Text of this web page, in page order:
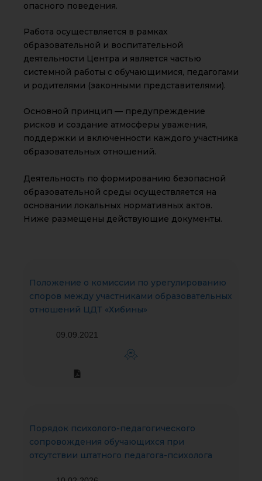
опасного поведения.
Работа осуществляется в рамках
образовательной и воспитательной
деятельности Центра и является частью
системной работы с обучающимися, педагогами
и родителями (законными представителями).
Основной принцип — предупреждение
рисков и создание атмосферы уважения,
поддержки и включенности каждого участника
образовательных отношений.
Деятельность по формированию безопасной
образовательной среды осуществляется на
основании локальных нормативных актов.
Ниже размещены действующие документы.
Положение о комиссии по урегулированию
споров между участниками образовательных
отношений ЦДТ «Хибины»
09.09.2021
ЭП
Порядок психолого-педагогического
сопровождения обучающихся при
отсутствии штатного педагога-психолога